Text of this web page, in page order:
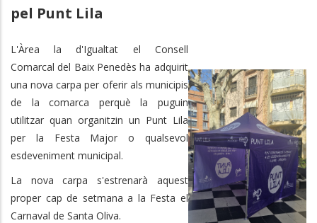
pel Punt Lila
L'Àrea la d'Igualtat el Consell
Comarcal del Baix Penedès ha adquirit
una nova carpa per oferir als municipis
de la comarca perquè la puguin
utilitzar quan organitzin un Punt Lila
per la Festa Major o qualsevol
esdeveniment municipal.
La nova carpa s'estrenarà aquest
proper cap de setmana a la Festa el
Carnaval de Santa Oliva.